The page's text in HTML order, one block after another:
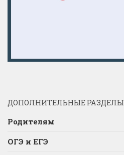
ДОПОЛНИТЕЛЬНЫЕ РАЗДЕЛЫ
Родителям
ОГЭ и ЕГЭ